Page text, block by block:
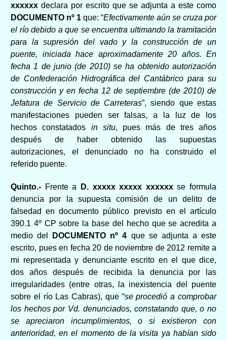
xxxxxx declara por escrito que se adjunta a este como
DOCUMENTO nº 1 que: “Efectivamente aún se cruza por
el río debido a que se encuentra ultimando la tramitación
para la supresión del vado y la construcción de un
puente, iniciada hace aproximadamente 20 años. En
fecha 1 de junio (de 2010) se ha obtenido autorización
de Confederación Hidrográfica del Cantábrico para su
construcción y en fecha 12 de septiembre (de 2010) de
Jefatura de Servicio de Carreteras”, siendo que estas
manifestaciones pueden ser falsas, a la luz de los
hechos constatados in situ, pues más de tres años
después de haber obtenido las supuestas
autorizaciones, el denunciado no ha construido el
referido puente.
Quinto.- Frente a D. xxxxx xxxxx xxxxxxse formula
denuncia por la supuesta comisión de un delito de
falsedad en documento público previsto en el artículo
390.1 4º CP sobre la base del hecho que se acredita a
medio del
DOCUMENTO nº 4 que se adjunta a este
escrito, pues en fecha 20 de noviembre de 2012 remite a
mi representada y denunciante escrito en el que dice,
dos años después de recibida la denuncia por las
irregularidades (entre otras, la inexistencia del puente
sobre el río Las Cabras), que “se procedió a comprobar
los hechos por Vd. denunciados, constatando que, o no
se apreciaron incumplimientos, o si existieron con
anterioridad, en el momento de la visita ya habían sido